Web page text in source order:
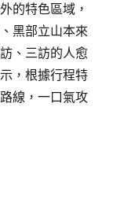
的特色區域，
黑部立山本來
、三訪的人愈
，根據行程特
線，一口氣攻